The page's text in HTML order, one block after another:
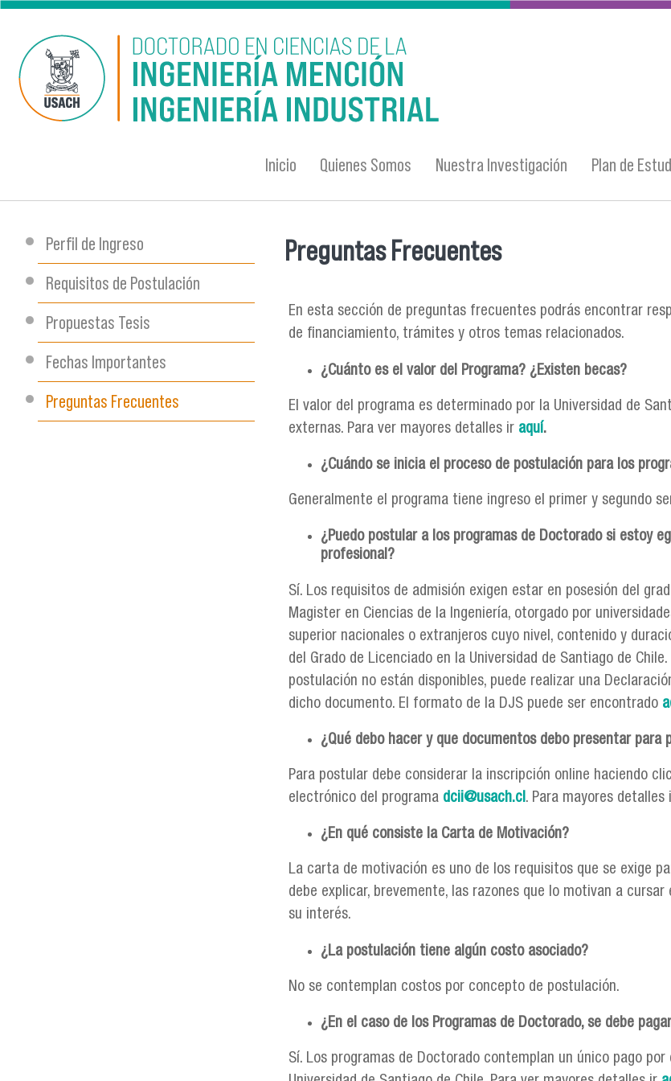
Pasar al contenido principal
Inicio Quienes Somos Nuestra Investigación Plan de
Perfil de Ingreso
Requisitos de Postulación
Propuestas Tesis
Fechas Importantes
Preguntas Frecuentes
Se encuentra usted aquí
Preguntas Frecuentes
En esta sección de preguntas frecuentes podrás encontrar
de financiamiento, trámites y otros temas relacionados.
¿Cuánto es el valor del Programa? ¿Existen becas?
El valor del programa es determinado por la Universidad de
externas. Para ver mayores detalles ir aquí.
¿Cuándo se inicia el proceso de postulación para los
Generalmente el programa tiene ingreso el primer y segundo
¿Puedo postular a los programas de Doctorado si estoy
profesional?
Sí. Los requisitos de admisión exigen estar en posesión del
Magister en Ciencias de la Ingeniería, otorgado por
superior nacionales o extranjeros cuyo nivel, contenido y
del Grado de Licenciado en la Universidad de Santiago de
postulación no están disponibles, puede realizar una
dicho documento. El formato de la DJS puede ser encontrado
¿Qué debo hacer y que documentos debo presentar para
Para postular debe considerar la inscripción online haciendo
electrónico del programa dcii@usach.cl. Para mayores detalles
¿En qué consiste la Carta de Motivación?
La carta de motivación es uno de los requisitos que se exige
debe explicar, brevemente, las razones que lo motivan a
su interés.
¿La postulación tiene algún costo asociado?
No se contemplan costos por concepto de postulación.
¿En el caso de los Programas de Doctorado, se debe
Sí. Los programas de Doctorado contemplan un único pago